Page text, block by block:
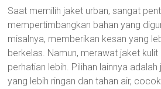
Saat memilih jaket urban, sangat
mempertimbangkan bahan yang
misalnya, memberikan kesan yang
berkelas. Namun, merawat jaket
perhatian lebih. Pilihan lainnya
yang lebih ringan dan tahan air,